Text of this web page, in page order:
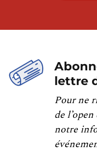
lettre
Pour ne
de
notre